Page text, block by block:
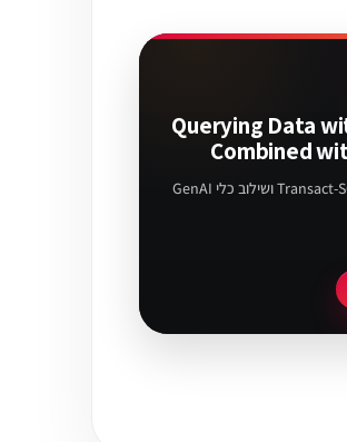
Querying Data
Combined
קורס לכתיבת שאילתות Transact-SQL ושילוב כלי GenAI